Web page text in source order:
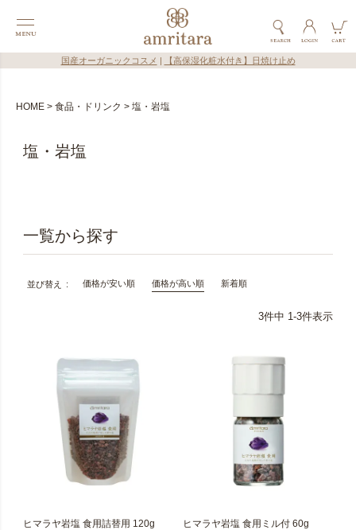
国産オーガニックコスメ 【高保湿化粧水付き】日焼け止め
HOME 食品・ドリンク 塩・岩塩
塩・岩塩
並び替え 価格が安い順 価格が高い順 新着順
3件中 1-3件表示
ヒマラヤ岩塩 食用詰替用 120g ヒマラヤ岩塩 食用ミル付 60g